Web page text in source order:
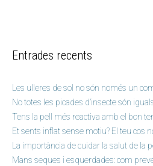
Entrades recents
Les ulleres de sol no són només un
No totes les picades d’insecte són
Tens la pell més reactiva amb el bon
Et sents inflat sense motiu? El teu cos
La importància de cuidar la salut de la
Mans seques i esquerdades: com